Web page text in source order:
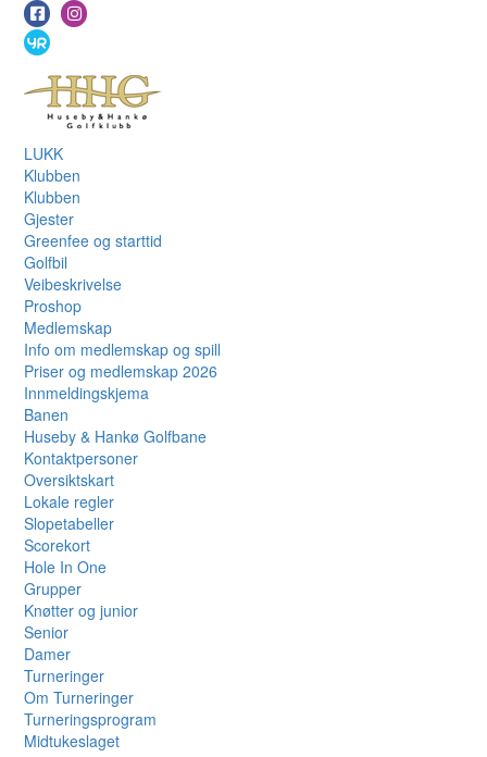
LUKK
Klubben
Klubben
Gjester
Greenfee og starttid
Golfbil
Veibeskrivelse
Proshop
Medlemskap
Info om medlemskap og spill
Priser og medlemskap 2026
Innmeldingskjema
Banen
Huseby & Hankø Golfbane
Kontaktpersoner
Oversiktskart
Lokale regler
Slopetabeller
Scorekort
Hole In One
Grupper
Knøtter og junior
Senior
Damer
Turneringer
Om Turneringer
Turneringsprogram
Midtukeslaget